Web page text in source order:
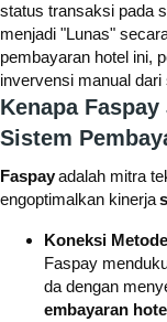
status transaksi pada
menjadi "Lunas"
pembayaran hotel ini,
invervensi manual dari
Kenapa
Sistem
Faspayadalah mitra
engoptimalkan kinerja
Koneksi
Faspay
da dengan
embayaran